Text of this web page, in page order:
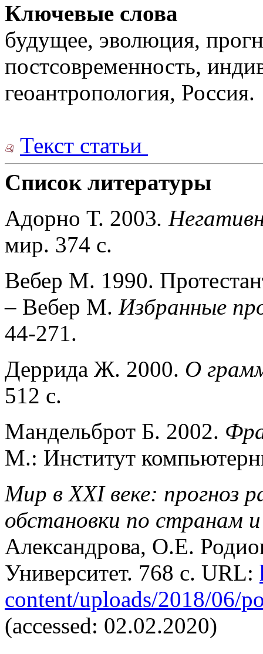
Ключевые слова
будущее, эволюция,
постсовременность,
геоантропология, Россия.
Текст статьи
Список литературы
Адорно Т. 2003.
мир. 374 с.
Вебер М. 1990.
– Вебер М. Избранные
44-271.
Деррида Ж. 2000. О
512 с.
Мандельброт Б. 2002.
М.: Институт
Мир в XXI веке: прогноз
обстановки по странам
Александрова, О.Е.
Университет. 768 с. URL:
content/uploads/2018/06/
(accessed: 02.02.2020)